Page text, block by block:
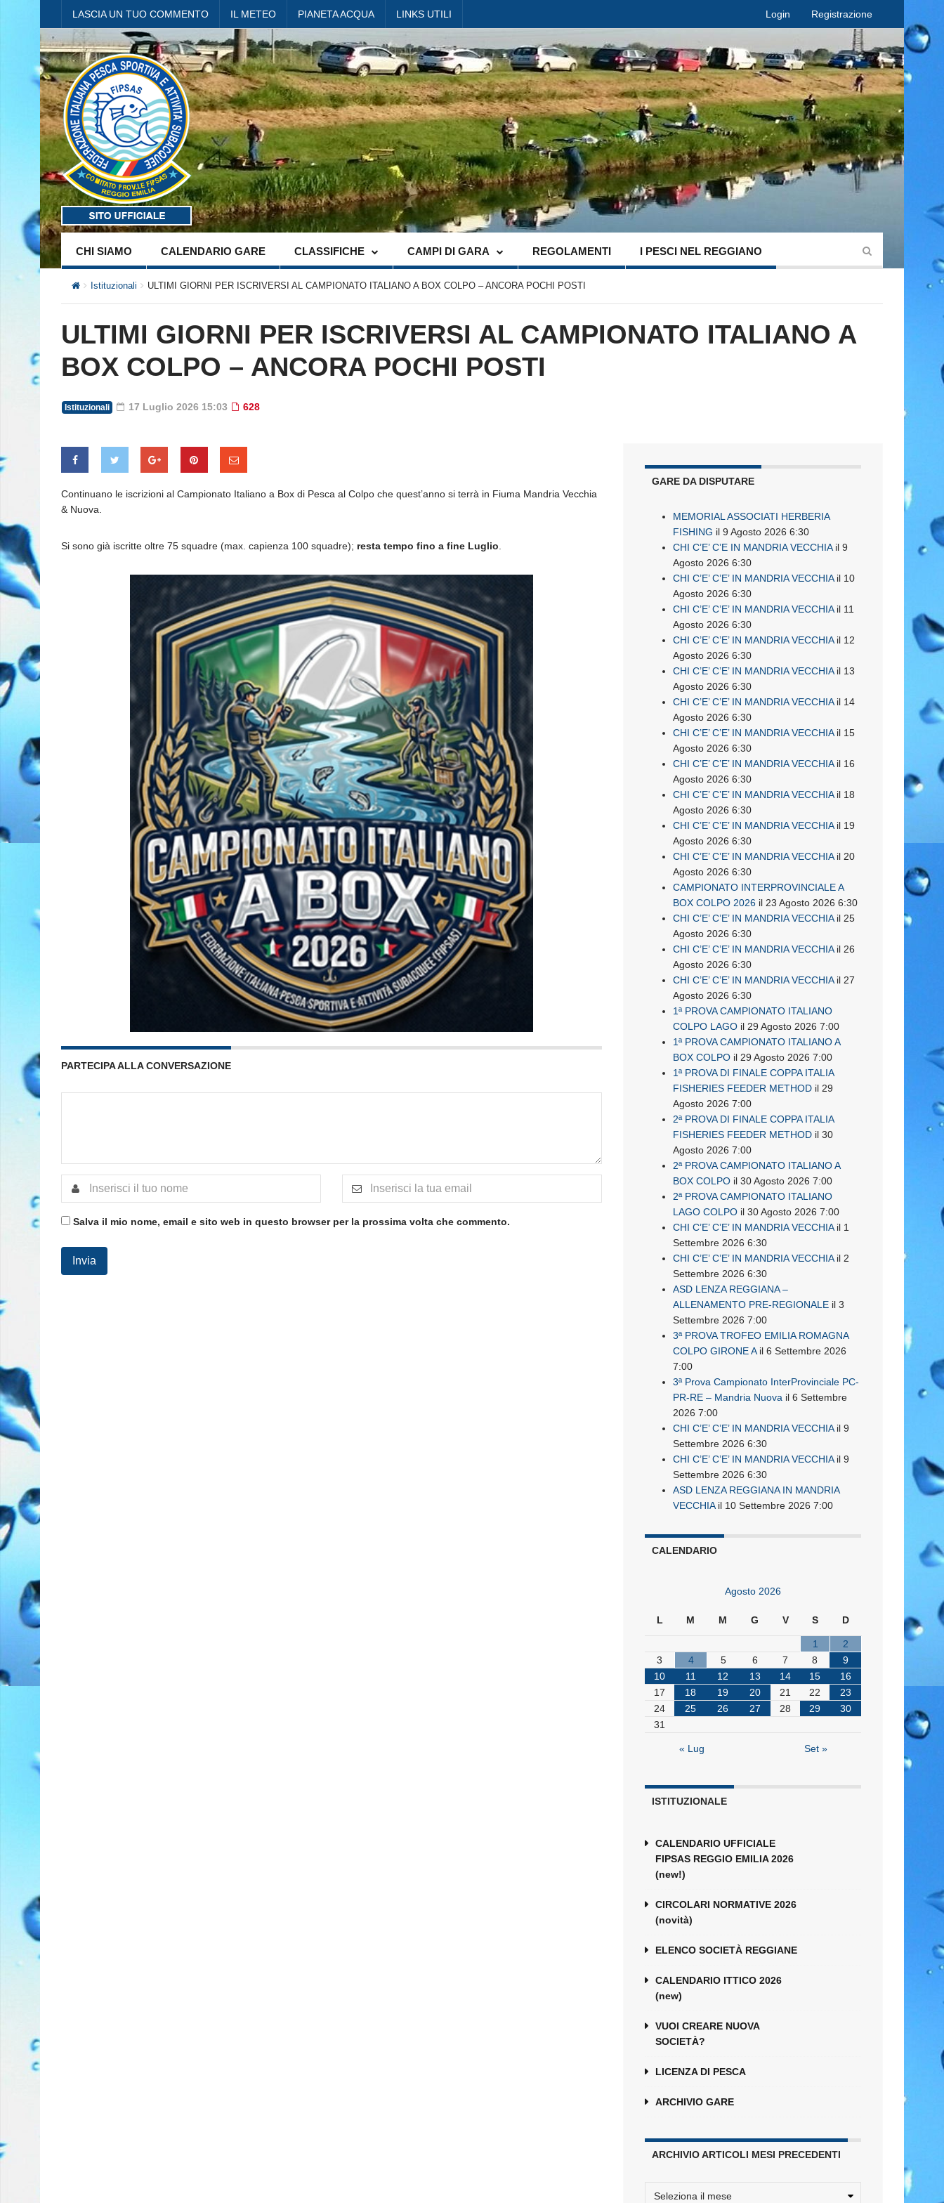
LASCIA UN TUO COMMENTO IL METEO PIANETA ACQUA LINKS UTILI Login Registrazione
CHI SIAMO CALENDARIO GARE CLASSIFICHE CAMPI DI GARA REGOLAMENTI I PESCI NEL REGGIANO
Istituzionali ULTIMI GIORNI PER ISCRIVERSI AL CAMPIONATO ITALIANO A BOX COLPO – ANCORA POCHI POSTI
ULTIMI GIORNI PER ISCRIVERSI AL CAMPIONATO ITALIANO A
BOX COLPO – ANCORA POCHI POSTI
Istituzionali 17 Luglio 2026 15:03 628
Continuano le iscrizioni al Campionato Italiano a Box di Pesca al Colpo che quest’anno si terrà in Fiuma Mandria Vecchia
& Nuova.
Si sono già iscritte oltre 75 squadre (max. capienza 100 squadre); resta tempo fino a fine Luglio.
PARTECIPA ALLA CONVERSAZIONE
Salva il mio nome, email e sito web in questo browser per la prossima volta che commento.
GARE DA DISPUTARE
MEMORIAL ASSOCIATI HERBERIA
FISHING il 9 Agosto 2026 6:30
CHI C’E’ C’E IN MANDRIA VECCHIAil 9
Agosto 2026 6:30
CHI C’E’ C’E’ IN MANDRIA VECCHIAil 10
Agosto 2026 6:30
CHI C’E’ C’E’ IN MANDRIA VECCHIAil 11
Agosto 2026 6:30
CHI C’E’ C’E’ IN MANDRIA VECCHIAil 12
Agosto 2026 6:30
CHI C’E’ C’E’ IN MANDRIA VECCHIAil 13
Agosto 2026 6:30
CHI C’E’ C’E’ IN MANDRIA VECCHIAil 14
Agosto 2026 6:30
CHI C’E’ C’E’ IN MANDRIA VECCHIAil 15
Agosto 2026 6:30
CHI C’E’ C’E’ IN MANDRIA VECCHIAil 16
Agosto 2026 6:30
CHI C’E’ C’E’ IN MANDRIA VECCHIAil 18
Agosto 2026 6:30
CHI C’E’ C’E’ IN MANDRIA VECCHIAil 19
Agosto 2026 6:30
CHI C’E’ C’E’ IN MANDRIA VECCHIAil 20
Agosto 2026 6:30
CAMPIONATO INTERPROVINCIALE A
BOX COLPO 2026 il 23 Agosto 2026 6:30
CHI C’E’ C’E’ IN MANDRIA VECCHIAil 25
Agosto 2026 6:30
CHI C’E’ C’E’ IN MANDRIA VECCHIAil 26
Agosto 2026 6:30
CHI C’E’ C’E’ IN MANDRIA VECCHIAil 27
Agosto 2026 6:30
1ª PROVA CAMPIONATO ITALIANO
COLPO LAGO il 29 Agosto 2026 7:00
1ª PROVA CAMPIONATO ITALIANO A
BOX COLPO il 29 Agosto 2026 7:00
1ª PROVA DI FINALE COPPA ITALIA
FISHERIES FEEDER METHOD il 29
Agosto 2026 7:00
2ª PROVA DI FINALE COPPA ITALIA
FISHERIES FEEDER METHOD il 30
Agosto 2026 7:00
2ª PROVA CAMPIONATO ITALIANO A
BOX COLPO il 30 Agosto 2026 7:00
2ª PROVA CAMPIONATO ITALIANO
LAGO COLPO il 30 Agosto 2026 7:00
CHI C’E’ C’E’ IN MANDRIA VECCHIAil 1
Settembre 2026 6:30
CHI C’E’ C’E’ IN MANDRIA VECCHIAil 2
Settembre 2026 6:30
ASD LENZA REGGIANA –
ALLENAMENTO PRE-REGIONALE il 3
Settembre 2026 7:00
3ª PROVA TROFEO EMILIA ROMAGNA
COLPO GIRONE Ail 6 Settembre 2026
7:00
3ª Prova Campionato InterProvinciale PC-
PR-RE – Mandria Nuova il 6 Settembre
2026 7:00
CHI C’E’ C’E’ IN MANDRIA VECCHIAil 9
Settembre 2026 6:30
CHI C’E’ C’E’ IN MANDRIA VECCHIAil 9
Settembre 2026 6:30
ASD LENZA REGGIANA IN MANDRIA
VECCHIAil 10 Settembre 2026 7:00
CALENDARIO
Agosto 2026
L M M G V S D
1
2
3
4 5 6 7 8
9
10
11 12 13 14 15
16
17
18 19 20 21 22
23
24
25 26 27 28 29
30
31
« Lug Set »
ISTITUZIONALE
CALENDARIO UFFICIALE
FIPSAS REGGIO EMILIA 2026
(new!)
CIRCOLARI NORMATIVE 2026
(novità)
ELENCO SOCIETÀ REGGIANE
CALENDARIO ITTICO 2026
(new)
VUOI CREARE NUOVA
SOCIETÀ?
LICENZA DI PESCA
ARCHIVIO GARE
ARCHIVIO ARTICOLI MESI PRECEDENTI